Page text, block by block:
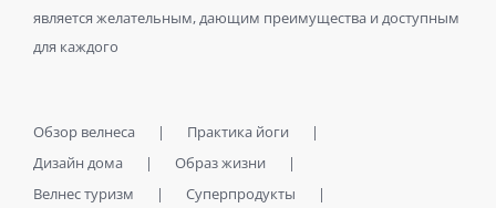
является желательным, дающим преимущества и доступным
для каждого
Обзор велнеса
Практика йоги
Дизайн дома
Образ жизни
Велнес туризм
Суперпродукты